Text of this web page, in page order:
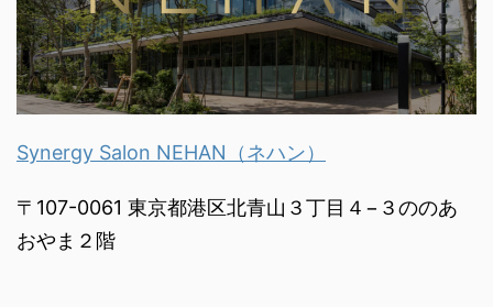
Synergy Salon NEHAN（ネハン）
〒107-0061 東京都港区北青山３丁目４−３ののあ
おやま２階